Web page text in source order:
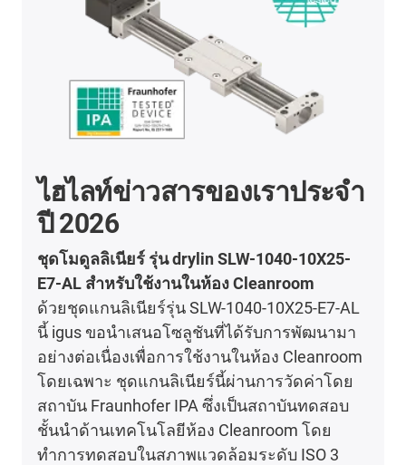
ไฮไลท์ข่าวสารของเราประจำ
ปี 2026
ชุดโมดูลลิเนียร์ รุ่น drylin SLW-1040-10X25-
E7-AL สำหรับใช้งานในห้อง Cleanroom
ด้วยชุดแกนลิเนียร์รุ่น SLW-1040-10X25-E7-AL
นี้ igus ขอนำเสนอโซลูชันที่ได้รับการพัฒนามา
อย่างต่อเนื่องเพื่อการใช้งานในห้อง Cleanroom
โดยเฉพาะ ชุดแกนลิเนียร์นี้ผ่านการวัดค่าโดย
สถาบัน Fraunhofer IPA ซึ่งเป็นสถาบันทดสอบ
ชั้นนำด้านเทคโนโลยีห้อง Cleanroom โดย
ทำการทดสอบในสภาพแวดล้อมระดับ ISO 3